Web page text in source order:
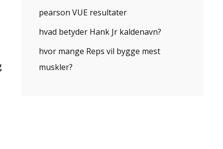
pearson VUE resultater
hvad betyder Hank Jr kaldenavn?
hvor mange Reps vil bygge mest
muskler?